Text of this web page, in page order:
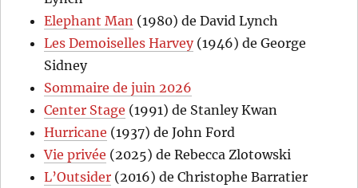
Elephant Man (1980) de David Lynch
Les Demoiselles Harvey(1946) de George
Sidney
Sommaire de juin 2026
Center Stage (1991) de Stanley Kwan
Hurricane (1937) de John Ford
Vie privée (2025) de Rebecca Zlotowski
L’Outsider (2016) de Christophe Barratier